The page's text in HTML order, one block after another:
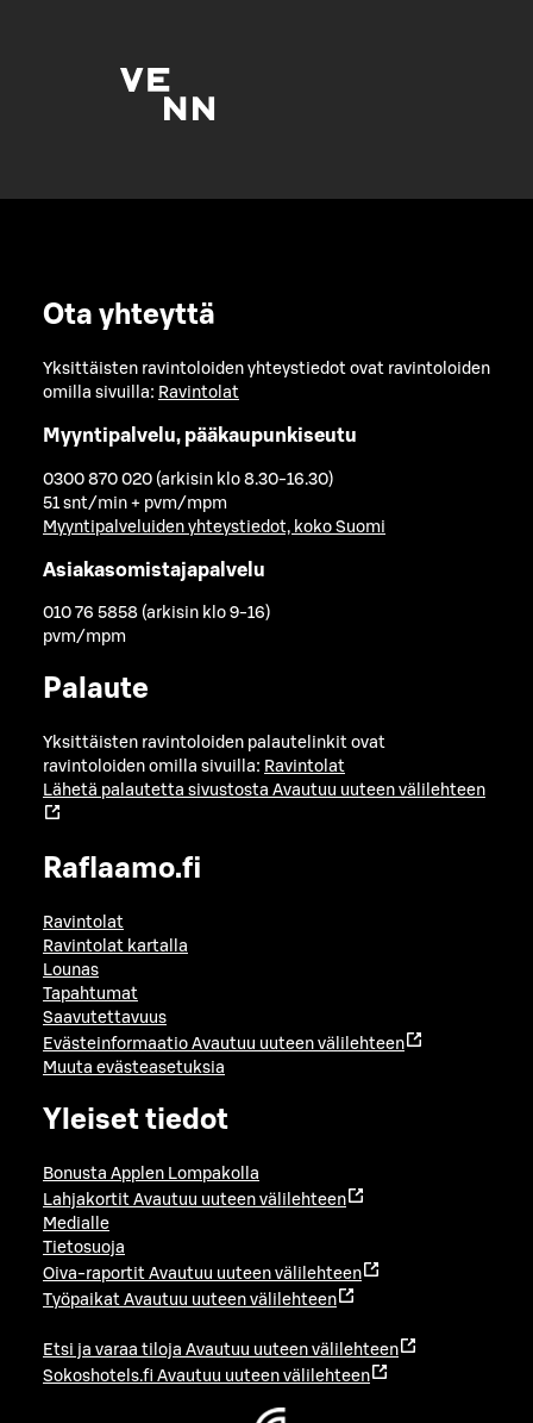
Ota yhteyttä
Yksittäisten ravintoloiden yhteystiedot ovat ravintoloiden
omilla sivuilla: Ravintolat
Myyntipalvelu, pääkaupunkiseutu
0300 870 020 (arkisin klo 8.30-16.30)
51 snt/min + pvm/mpm
Myyntipalveluiden yhteystiedot, koko Suomi
Asiakasomistajapalvelu
010 76 5858 (arkisin klo 9-16)
pvm/mpm
Palaute
Yksittäisten ravintoloiden palautelinkit ovat
ravintoloiden omilla sivuilla: Ravintolat
Lähetä palautetta sivustosta Avautuu uuteen välilehteen
Raflaamo.fi
Ravintolat
Ravintolat kartalla
Lounas
Tapahtumat
Saavutettavuus
Evästeinformaatio Avautuu uuteen välilehteen
Muuta evästeasetuksia
Yleiset tiedot
Bonusta Applen Lompakolla
Lahjakortit Avautuu uuteen välilehteen
Medialle
Tietosuoja
Oiva-raportit Avautuu uuteen välilehteen
Työpaikat Avautuu uuteen välilehteen
Etsi ja varaa tiloja Avautuu uuteen välilehteen
Sokoshotels.fi Avautuu uuteen välilehteen